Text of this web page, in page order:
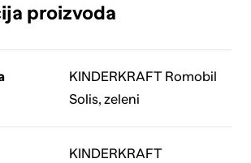
proizvoda
KINDERKRAFT Romobil
Solis, zeleni
KINDERKRAFT